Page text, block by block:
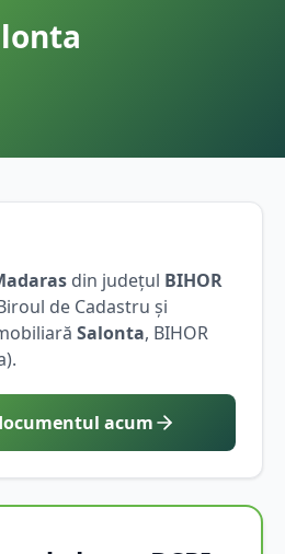
din județul BIHOR
de Cadastru și
Salonta, BIHOR
).
acum